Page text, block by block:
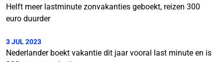
Helft meer lastminute zonvakanties geboekt, reizen 300
euro duurder
3 JUL 2023
Nederlander boekt vakantie dit jaar vooral last minute en is